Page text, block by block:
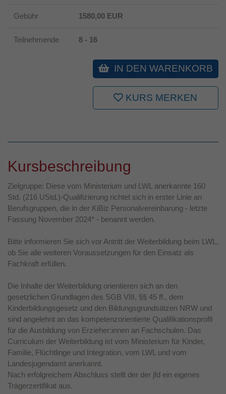
Gebühr 1580,00 EUR
Teilnehmende 8 - 16
IN DEN WARENKORB
KURS MERKEN
Kursbeschreibung
Zielgruppe: Diese vom Ministerium und LWL anerkannte 160
Std. (216 UStd.)-Qualifizierung richtet sich in erster Linie an
Berufsgruppen, die in der KiBiz Personalvereinbarung - letzte
Fassung November 2024* - benannt werden.
Bitte informieren Sie sich vor Antritt der Weiterbildung beim LWL,
ob Sie alle weiteren Voraussetzungen für den Einsatz als
Fachkraft erfüllen.
Die Inhalte der Weiterbildung orientieren sich an den
gesetzlichen Grundlagen des SGB VIII, §§ 45 ff., dem
Kinderbildungsgesetz und den Bildungsgrundsätzen NRW und
sind angelehnt an das kompetenzorientierte Qualifikationsprofil
für die Ausbildung von Erzieher:innen an Fachschulen. Das
Curriculum der Weiterbildung ist vom Ministerium für Kinder,
Familie, Flüchtlinge und Integration, vom LWL und vom
Landesjugendamt anerkannt.
Nach erfolgreichem Abschluss stellt der der jfd ein eigenes
Trägerzertifikat aus.